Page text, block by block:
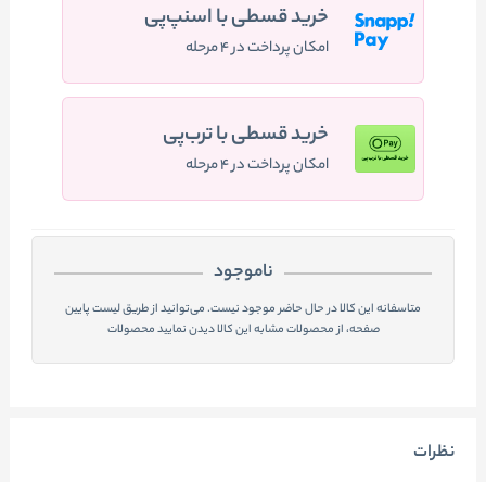
خرید قسطی با اسنپ‌پی
امکان پرداخت در ۴ مرحله
خرید قسطی با ترب‌پی
امکان پرداخت در ۴ مرحله
ناموجود
متاسفانه این کالا در حال حاضر موجود نیست. می‌توانید از طریق لیست پایین
صفحه، از محصولات مشابه این کالا دیدن نمایید محصولات
نظرات